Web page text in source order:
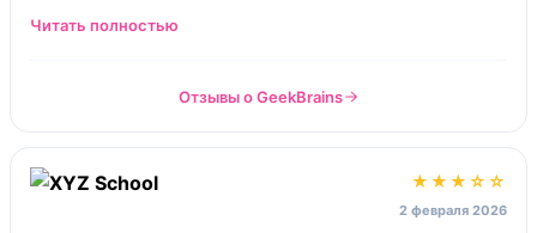
дают попробовать разные роли, я даже внезапно
Отзывы о GeekBrains
★★★☆☆
2 февраля 2026